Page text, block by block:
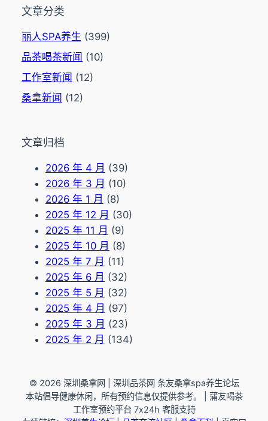
文章分类
丽人SPA养生 (399)
品茶喝茶新闻 (10)
工作室新闻 (12)
桑拿新闻 (12)
文章归档
2026 年 4 月 (39)
2026 年 3 月 (10)
2026 年 1 月 (8)
2025 年 12 月 (30)
2025 年 11 月 (9)
2025 年 10 月 (8)
2025 年 7 月 (11)
2025 年 6 月 (32)
2025 年 5 月 (32)
2025 年 4 月 (97)
2025 年 3 月 (23)
2025 年 2 月 (134)
© 2026 深圳桑拿网 | 深圳品茶网 条友桑拿spa养生论坛
本站倡导健康休闲，所有预约信息仅提供参考。 | 蒲友喝茶
工作室预约平台 7x24h 客服支持